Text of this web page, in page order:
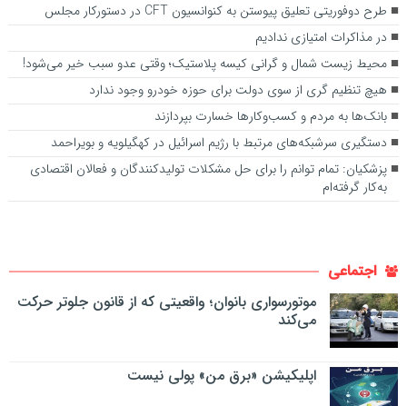
طرح دوفوریتی تعلیق پیوستن به کنوانسیون CFT در دستورکار مجلس
در مذاکرات امتیازی ندادیم
محیط زیست شمال و گرانی کیسه پلاستیک؛ وقتی عدو سبب خیر می‌شود!
هیچ تنظیم گری از سوی دولت برای حوزه خودرو وجود ندارد
بانک‌ها به مردم و کسب‌وکارها خسارت بپردازند
دستگیری سرشبکه‌های مرتبط با رژیم اسرائیل در کهگیلویه و بویراحمد
پزشکیان: تمام توانم را برای حل مشکلات تولیدکنندگان و فعالان اقتصادی
به‌کار گرفته‌ام
اجتماعی
موتورسواری بانوان؛ واقعیتی که از قانون جلوتر حرکت
می‌کند
اپلیکیشن «برق من» پولی نیست